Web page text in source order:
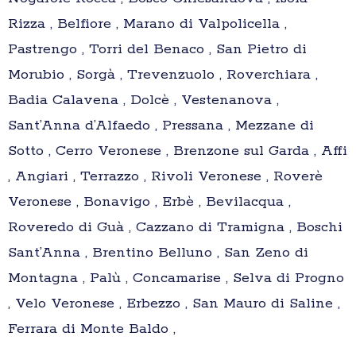
Rizza , Belfiore , Marano di Valpolicella ,
Pastrengo , Torri del Benaco , San Pietro di
Morubio , Sorgà , Trevenzuolo , Roverchiara ,
Badia Calavena , Dolcè , Vestenanova ,
Sant’Anna d’Alfaedo , Pressana , Mezzane di
Sotto , Cerro Veronese , Brenzone sul Garda , Affi
, Angiari , Terrazzo , Rivoli Veronese , Roverè
Veronese , Bonavigo , Erbè , Bevilacqua ,
Roveredo di Guà , Cazzano di Tramigna , Boschi
Sant’Anna , Brentino Belluno , San Zeno di
Montagna , Palù , Concamarise , Selva di Progno
, Velo Veronese , Erbezzo , San Mauro di Saline ,
Ferrara di Monte Baldo ,